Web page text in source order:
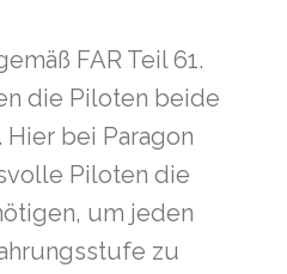
FAR Teil 61.
die Piloten beide
bei Paragon
Piloten die
um jeden
zu